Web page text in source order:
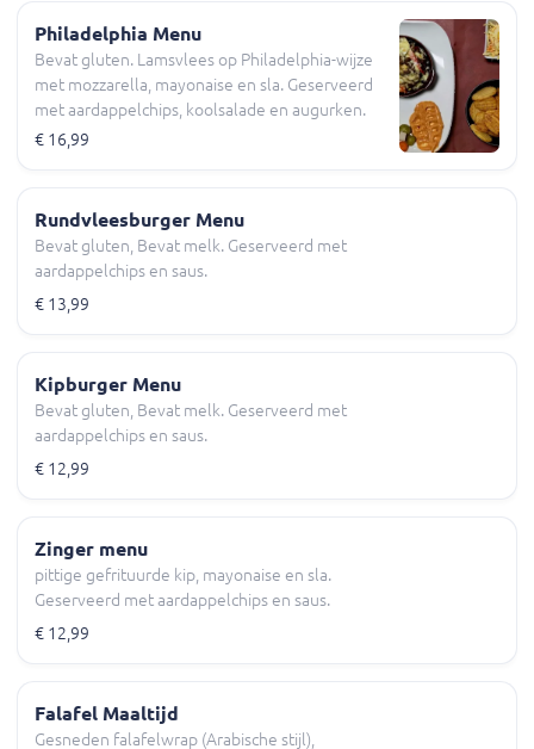
Philadelphia Menu
Bevat gluten. Lamsvlees op Philadelphia-wijze
met mozzarella, mayonaise en sla. Geserveerd
met aardappelchips, koolsalade en augurken.
€ 16,99
Rundvleesburger Menu
Bevat gluten, Bevat melk. Geserveerd met
aardappelchips en saus.
€ 13,99
Kipburger Menu
Bevat gluten, Bevat melk. Geserveerd met
aardappelchips en saus.
€ 12,99
Zinger menu
pittige gefrituurde kip, mayonaise en sla.
Geserveerd met aardappelchips en saus.
€ 12,99
Falafel Maaltijd
Gesneden falafelwrap (Arabische stijl),